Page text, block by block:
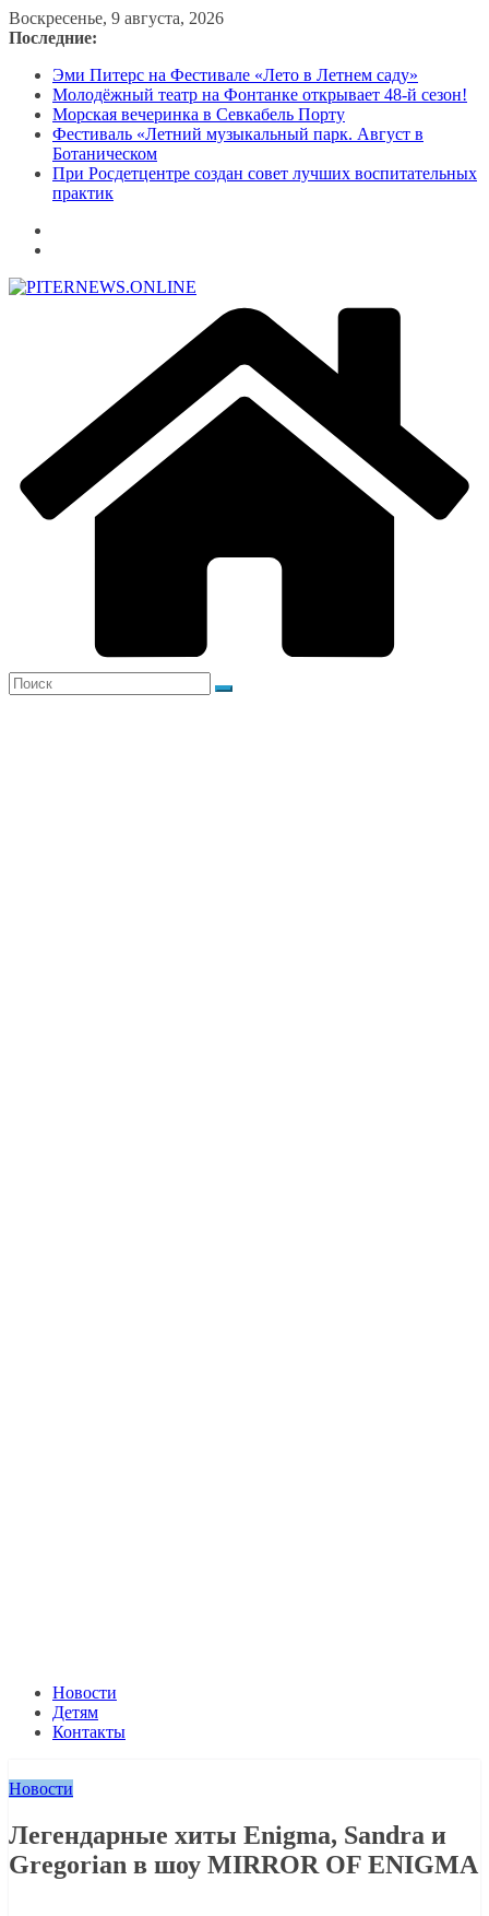
Перейти
к
Воскресенье, 9 августа, 2026
Последние:
Эми Питерс на Фестивале «Лето в Летнем саду»
Молодёжный театр на Фонтанке открывает 48-й сезон!
Морская вечеринка в Севкабель Порту
Фестиваль «Летний музыкальный парк. Август в
Ботаническом
При Росдетцентре создан совет лучших воспитательных
практик
Новости
Детям
Контакты
Новости
Легендарные хиты Enigma, Sandra и
Gregorian в шоу MIRROR OF ENIGMA